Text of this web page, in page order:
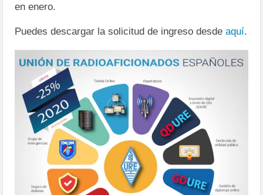
en enero.
Puedes descargar la solicitud de ingreso desdeaquí.